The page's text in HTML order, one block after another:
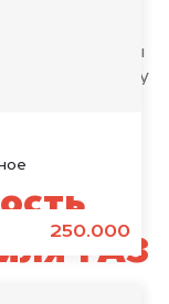
250.000
наши юристы
сделку
ГАЗ